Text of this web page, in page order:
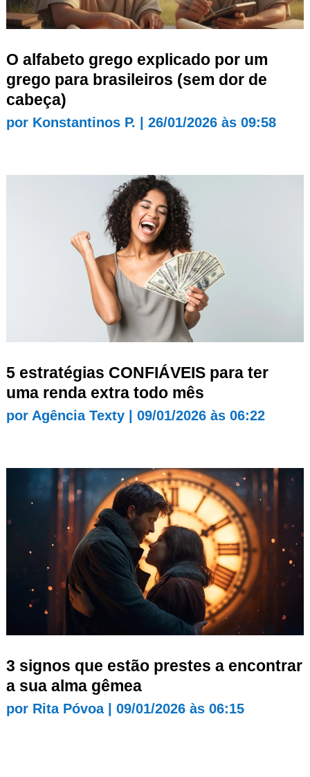
O alfabeto grego explicado por um
grego para brasileiros (sem dor de
cabeça)
por Konstantinos P. 26/01/2026 às 09:58
5 estratégias CONFIÁVEIS para ter
uma renda extra todo mês
por Agência Texty| 09/01/2026 às 06:22
3 signos que estão prestes a encontrar
a sua alma gêmea
por Rita Póvoa| 09/01/2026 às 06:15